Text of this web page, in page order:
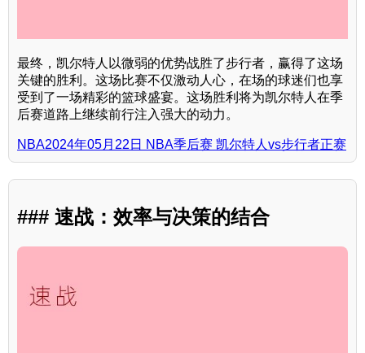
最终，凯尔特人以微弱的优势战胜了步行者，赢得了这场
关键的胜利。这场比赛不仅激动人心，在场的球迷们也享
受到了一场精彩的篮球盛宴。这场胜利将为凯尔特人在季
后赛道路上继续前行注入强大的动力。
NBA2024年05月22日 NBA季后赛 凯尔特人vs步行者正赛
### 速战：效率与决策的结合